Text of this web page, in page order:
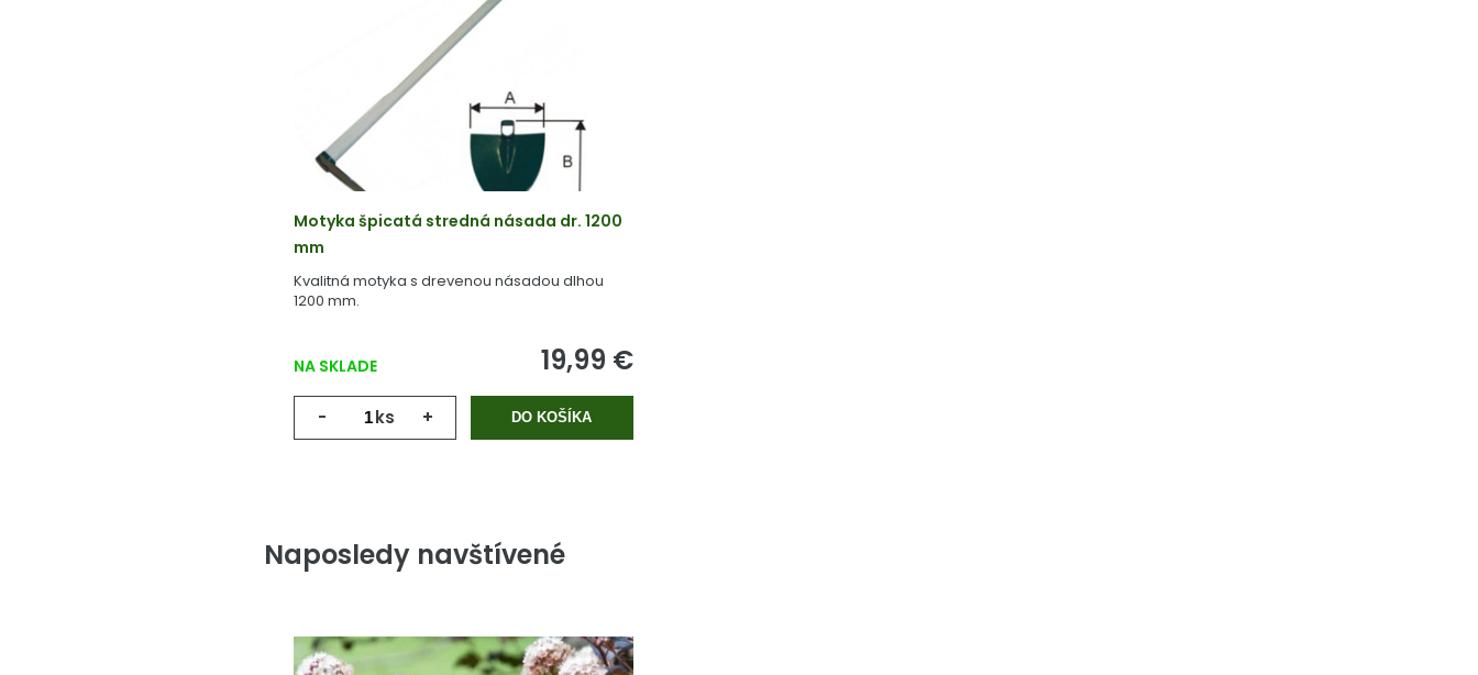
Motyka špicatá stredná násada dr. 1200
mm
Kvalitná motyka s drevenou násadou dlhou
1200 mm.
NA SKLADE 19,99 €
- ks + DO KOŠÍKA
Naposledy navštívené